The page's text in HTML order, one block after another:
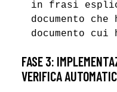
in frasi
documento
documento
FASE 3:
VERIFICA